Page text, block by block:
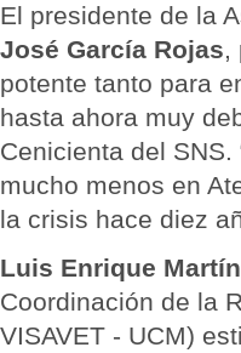
El presidente de la
José García Rojas,
potente tanto para
hasta ahora muy
Cenicienta del
mucho menos en
la crisis hace diez
Luis Enrique
Coordinación de la
VISAVET - UCM)